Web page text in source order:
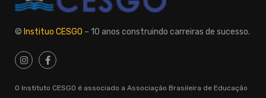
© Instituo CESGO – 10 anos construindo carreiras de sucesso.
O Instituto CESGO é associado a Associação Brasileira de Educação